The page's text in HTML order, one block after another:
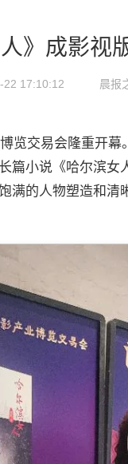
人》成影视
22 17:10:12 晨报
览交易会隆重开
篇小说《哈尔滨
满的人物塑造和